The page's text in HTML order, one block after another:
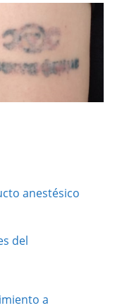
anestésico
del
a